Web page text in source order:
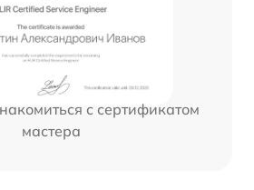
с сертификатом
мастера